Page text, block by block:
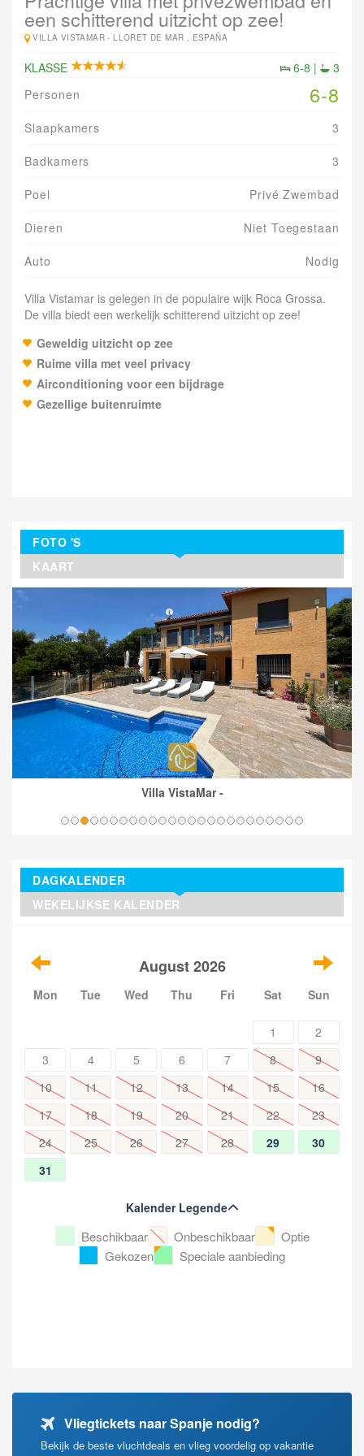
een schitterend uitzicht op zee!
VILLA VISTAMAR -LLORET DE MAR , ESPAÑA
KLASSE 6-8 |
3
Personen
6-8
Slaapkamers 3
Badkamers 3
Poel Privé Zwembad
Dieren Niet Toegestaan
Auto Nodig
Villa Vistamar is gelegen in de populaire wijk Roca Grossa.
De villa biedt een werkelijk schitterend uitzicht op zee!
Geweldig uitzicht op zee
Ruime villa met veel privacy
Airconditioning voor een bijdrage
Gezellige buitenruimte
FOTO 'S
KAART
Villa VistaMar -
DAGKALENDER
WEKELIJKSE KALENDER
August 2026
Mon Tue Wed Thu Fri Sat Sun
1
2
3
4 5 6 7 8
9
10
11 12 13 14 15
16
17
18 19 20 21 22
23
24
25 26 27 28 29
30
31
Kalender Legende
Beschikbaar Onbeschikbaar
Optie
Gekozen
Speciale aanbieding
Vliegtickets naar Spanje nodig?
Bekijk de beste vluchtdeals en vlieg voordelig op vakantie